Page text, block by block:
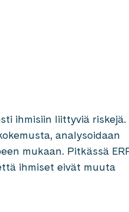
ihmisiin liittyviä riskejä.
analysoidaan
mukaan. Pitkässä
ihmiset eivät muuta